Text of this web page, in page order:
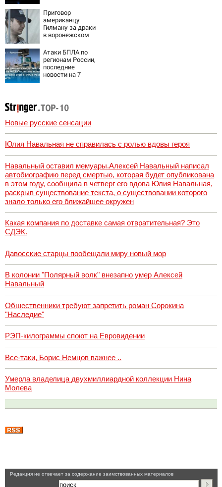
самостоятельно
Приговор
американцу
Гилману за драки
в воронежском
потребовали
ужесточить -
Новости на
Вести.ru
Атаки БПЛА по
регионам России,
последние
новости на 7
Wildberries,
состояние
Новые русские сенсации
Юлия Навальная не справилась с ролью вдовы героя
Навальный оставил мемуары.Алексей Навальный написал
автобиографию перед смертью, которая будет опубликована
в этом году, сообщила в четверг его вдова Юлия Навальная,
раскрыв существование текста, о существовании которого
знало только его ближайшее окружен
Какая компания по доставке самая отвратительная? Это
СДЭК.
Давосские старцы пообещали миру новый мор
В колонии "Полярный волк" внезапно умер Алексей
Навальный
Общественники требуют запретить роман Сорокина
"Наследие"
РЭП-килограммы споют на Евровидении
Все-таки, Борис Немцов важнее ..
Умерла владелица двухмиллиардной коллекции Нина
Молева
Pедакция не отвечает за содержание заимствованных материалов